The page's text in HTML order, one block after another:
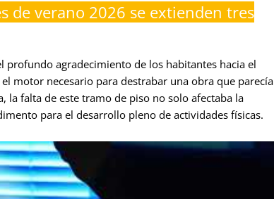
de verano 2026 se extienden tres
profundo agradecimiento de los habitantes hacia el
motor necesario para destrabar una obra que parecía
falta de este tramo de piso no solo afectaba la
para el desarrollo pleno de actividades físicas.